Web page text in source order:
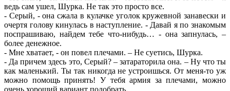
ведь сам ушел, Шурка. Не так это просто все.
- Серый, - она сжала в кулачке уголок кружевной занавески и
очертя голову кинулась в наступление. - Давай я по знакомым
поспрашиваю, найдем тебе что-нибудь… - она запнулась, –
более денежное.
- Мне хватает, - он повел плечами. – Не суетись, Шурка.
- Да причем здесь это, Серый? – затараторила она. – Ну что ты
как маленький. Ты так никогда не устроишься. От меня-то уж
можно помощь принять! У тебя армия за плечами, можно